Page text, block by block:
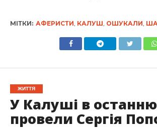
МІТКИ: АФЕРИСТИ КАЛУШ ОШУКАЛИ
ЖИТТЯ
У Калуші в
провели Сергія